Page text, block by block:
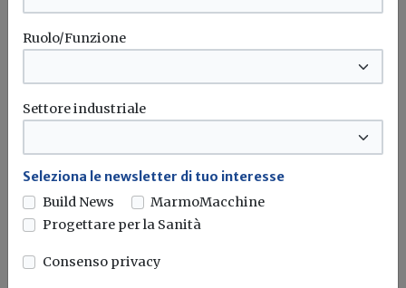
Ruolo/Funzione
Settore industriale
Seleziona le newsletter di tuo interesse
Build News
MarmoMacchine
Progettare per la Sanità
Consenso privacy